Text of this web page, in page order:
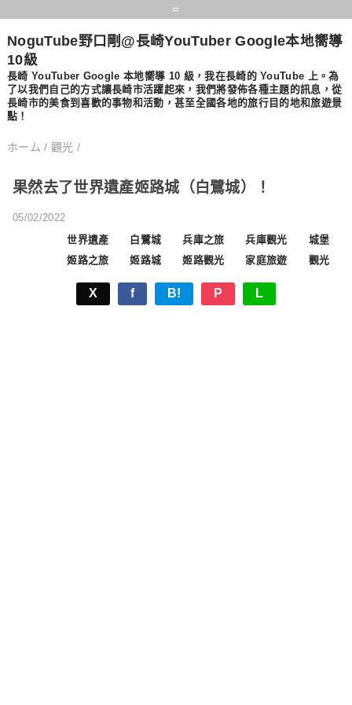
=
NoguTube野口剛@長崎YouTuber Google本地嚮導
10級
長崎 YouTuber Google 本地嚮導 10 級，​​我在長崎的 YouTube 上。為
了以我們自己的方式讓長崎市活躍起來，我們將發佈各種主題的訊息，從
長崎市的美食到喜歡的事物和活動，甚至全國各地的旅行目的地和旅遊景
點！
ホーム / 觀光 /
果然去了世界遺產姬路城（白鷺城）！
05/02/2022
世界遺產
白鷺城 兵庫之旅 兵庫觀光
城堡
姬路之旅
姬路城 姬路觀光 家庭旅遊 觀光
X f B! P L